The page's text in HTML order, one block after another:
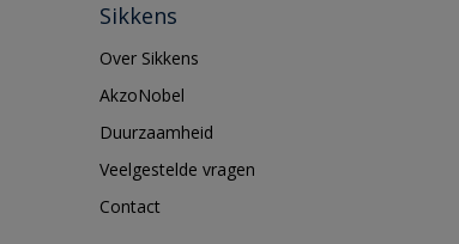
Sikkens
Over Sikkens
AkzoNobel
Duurzaamheid
Veelgestelde vragen
Contact